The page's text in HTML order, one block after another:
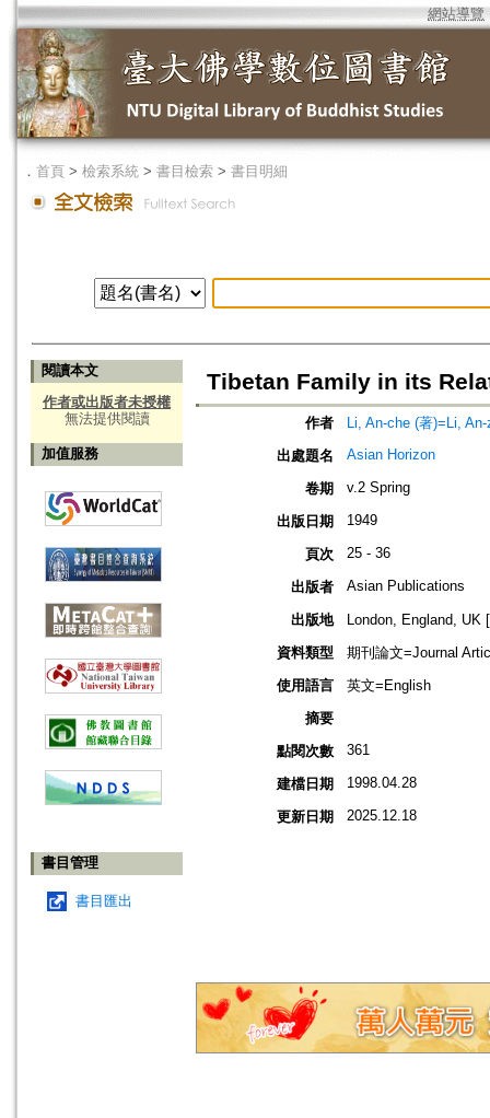
網站導覽
． 首頁 > 檢索系統 > 書目檢索 > 書目明細
閱讀本文
作者或出版者未授權
無法提供閱讀
加值服務
書目管理
書目匯出
Tibetan Family in its
作者
Li, An-che (著)=Li,
出處題名
Asian Horizon
卷期 v.2 Spring
出版日期 1949
頁次 25 - 36
出版者 Asian Publications
出版地
London, England, UK
資料類型
期刊論文=Journal
使用語言
英文=English
摘要
點閱次數
361
建檔日期 1998.04.28
更新日期 2025.12.18